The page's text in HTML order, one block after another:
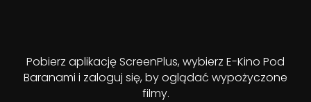
Pobierz aplikację ScreenPlus, wybierz E-Kino Pod
Baranami i zaloguj się, by oglądać wypożyczone
filmy.